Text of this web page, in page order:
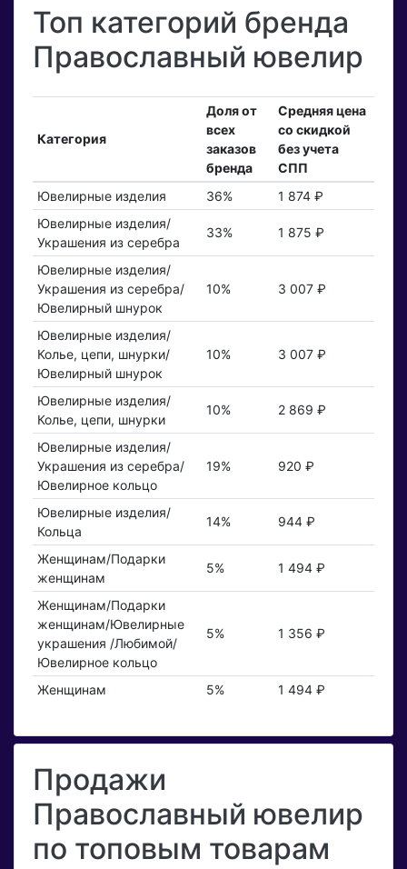
Топ категорий бренда
Православный ювелир
Категория
Доля от
всех
заказов
бренда
Средняя цена
со скидкой
без учета
СПП
Ювелирные изделия
36%
1 874 ₽
Ювелирные изделия/
Украшения из серебра
33% 1 875 ₽
Ювелирные изделия/
Украшения из серебра/
Ювелирный шнурок
10% 3 007 ₽
Ювелирные изделия/
Колье, цепи, шнурки/
Ювелирный шнурок
10% 3 007 ₽
Ювелирные изделия/
Колье, цепи, шнурки
10% 2 869 ₽
Ювелирные изделия/
Украшения из серебра/
Ювелирное кольцо
19% 920 ₽
Ювелирные изделия/
Кольца
14% 944 ₽
Женщинам/Подарки
женщинам
5% 1 494 ₽
Женщинам/Подарки
женщинам/Ювелирные
украшения /Любимой/
Ювелирное кольцо
5% 1 356 ₽
Женщинам 5% 1 494 ₽
Продажи
Православный ювелир
по топовым товарам